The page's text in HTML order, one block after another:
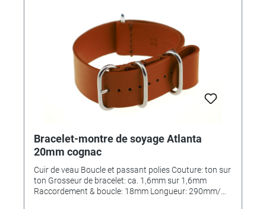
Bracelet-montre de soyage Atlanta
20mm cognac
Cuir de veau Boucle et passant polies Couture: ton sur
ton Grosseur de bracelet: ca. 1,6mm sur 1,6mm
Raccordement & boucle: 18mm Longueur: 290mm/